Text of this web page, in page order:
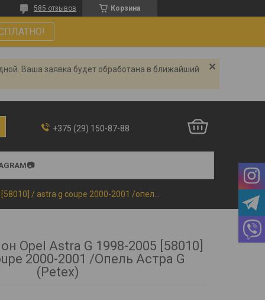
Корзина
585 отзывов
Ваша заявка будет обработана в ближайший
+375 (29) 150-87-88
Opel Astra G 1998-2005 [58010]
2000-2001 /Опель Астра G
(Petex)